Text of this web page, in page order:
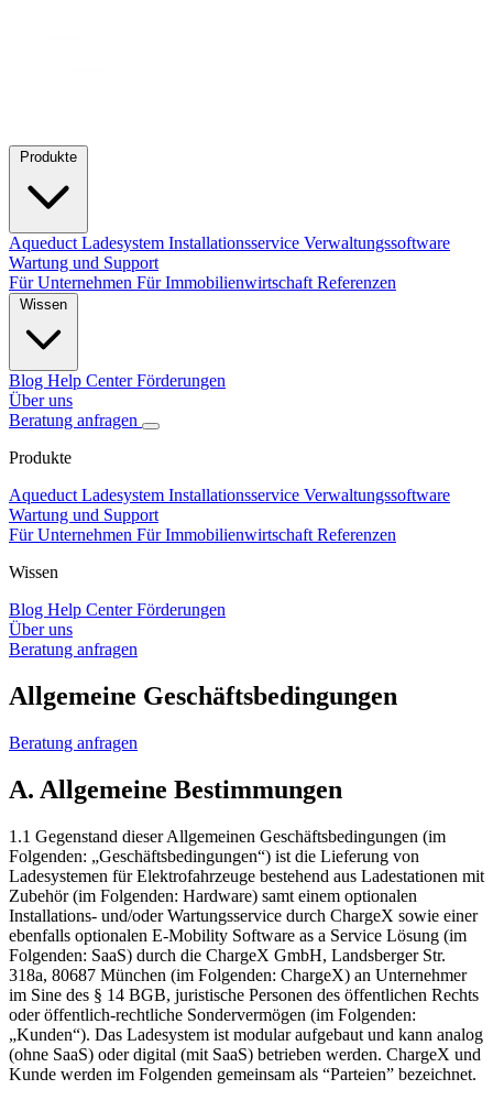
Aqueduct Ladesystem Installationsservice Verwaltungssoftware
Wartung und Support
Für Unternehmen Für Immobilienwirtschaft Referenzen
Blog Help CenterFörderungen
Über uns
Beratung anfragen
Produkte
Aqueduct Ladesystem Installationsservice Verwaltungssoftware
Wartung und Support
Für Unternehmen Für Immobilienwirtschaft Referenzen
Wissen
Blog Help CenterFörderungen
Über uns
Beratung anfragen
Allgemeine Geschäftsbedingungen
Beratung anfragen
A. Allgemeine Bestimmungen
1.1 Gegenstand dieser Allgemeinen Geschäftsbedingungen (im
Folgenden: „Geschäftsbedingungen“) ist die Lieferung von
Ladesystemen für Elektrofahrzeuge bestehend aus Ladestationen mit
Zubehör (im Folgenden: Hardware) samt einem optionalen
Installations- und/oder Wartungsservice durch ChargeX sowie einer
ebenfalls optionalen E-Mobility Software as a Service Lösung (im
Folgenden: SaaS) durch die ChargeX GmbH, Landsberger Str.
318a, 80687 München (im Folgenden: ChargeX) an Unternehmer
im Sine des § 14 BGB, juristische Personen des öffentlichen Rechts
oder öffentlich-rechtliche Sondervermögen (im Folgenden:
„Kunden“). Das Ladesystem ist modular aufgebaut und kann analog
(ohne SaaS) oder digital (mit SaaS) betrieben werden. ChargeX und
Kunde werden im Folgenden gemeinsam als “Parteien” bezeichnet.